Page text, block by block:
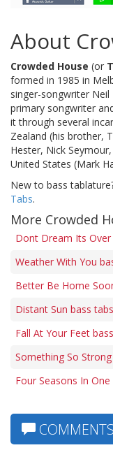
About
Crowded House (or
formed in 1985 in
singer-songwriter Neil
primary songwriter
it through several
Zealand (his brother,
Hester, Nick
United States (Mark
New to bass
Tabs.
More Crowded
Dont Dream Its Over
Weather With You
Better Be Home
Distant Sun bass tabs
Fall At Your Feet
Something So
Four Seasons In
COMMENTS